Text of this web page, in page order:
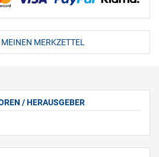
MERKZETTEL
/ HERAUSGEBER